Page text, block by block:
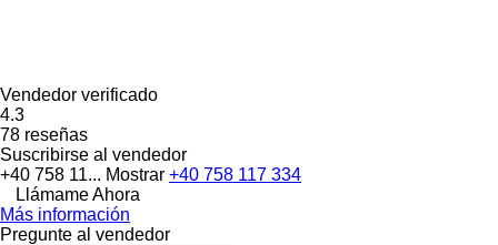
Vendedor verificado
4.3
78 reseñas
Suscribirse al vendedor
+40 758 11... Mostrar +40 758 117 334
Llámame Ahora
Más información
Pregunte al vendedor